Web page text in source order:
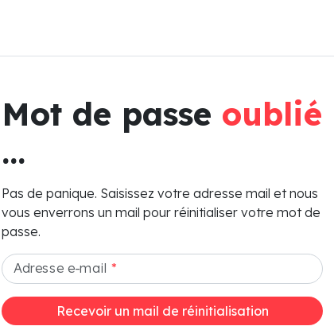
Mot de passe oublié
...
Pas de panique. Saisissez votre adresse mail et nous
vous enverrons un mail pour réinitialiser votre mot de
passe.
Adresse e-mail *
Recevoir un mail de réinitialisation